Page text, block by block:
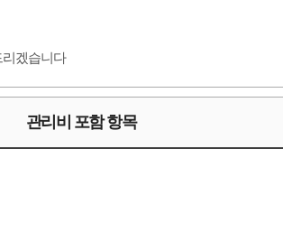
겠습니다
관리비 포함 항목